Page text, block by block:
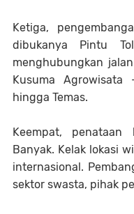
Ketiga,
dibukanya Pintu
menghubungkan
Kusuma Agrowisata
hingga Temas.
Keempat, penataan
Banyak. Kelak lokasi
internasional.
sektor swasta, pihak